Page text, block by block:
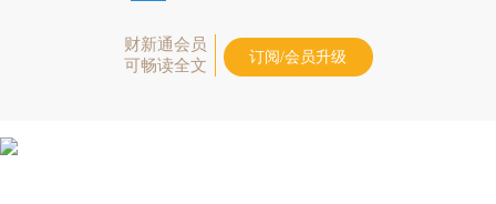
财新通会员
可畅读全文
订阅/会员升级